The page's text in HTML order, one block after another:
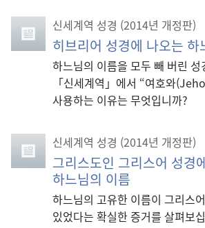
신세계역 성경 (2014년 개정판)
히브리어 성경에 나오는 하
하느님의 이름을 모두 빼 버린
「신세계역」에서 “여호와
사용하는 이유는 무엇입니까?
신세계역 성경 (2014년 개정판)
그리스도인 그리스어 성경
하느님의 이름
하느님의 고유한 이름이 그리스
있었다는 확실한 증거를 살펴보